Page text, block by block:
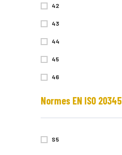
42
43
44
45
46
Normes EN ISO 20345
S5